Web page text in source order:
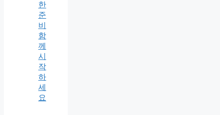
한
준
비
함
께
시
작
하
세
요